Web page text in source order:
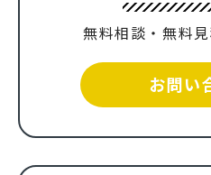
無料相談・無料
お問い